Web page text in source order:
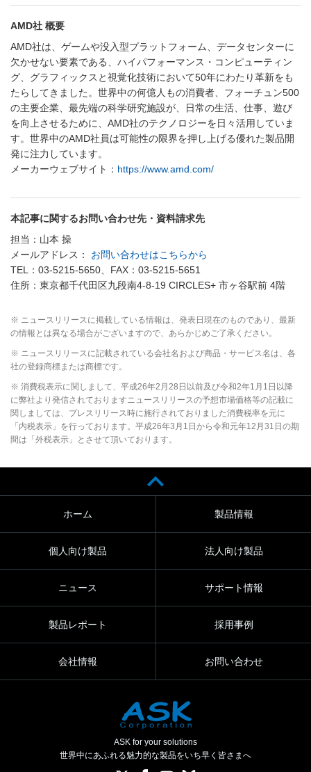
AMD社 概要
AMD社は、ゲームや没入型プラットフォーム、データセンターに
欠かせない要素である、ハイパフォーマンス・コンピューティン
グ、グラフィックスと視覚化技術において50年にわたり革新をも
たらしてきました。世界中の何億人もの消費者、フォーチュン500
の主要企業、最先端の科学研究施設が、日常の生活、仕事、遊び
を向上させるために、AMD社のテクノロジーを日々活用していま
す。世界中のAMD社員は可能性の限界を押し上げる優れた製品開
発に注力しています。
メーカーウェブサイト： https://www.amd.com/
本記事に関するお問い合わせ先・資料請求先
担当：山本 操
メールアドレス： お問い合わせはこちらから
TEL：03-5215-5650、FAX：03-5215-5651
住所：東京都千代田区九段南4-8-19 CIRCLES+ 市ヶ谷駅前 4階
※ ニュースリリースに掲載している情報は、発表日現在のものであり、最新
の情報とは異なる場合がございますので、あらかじめご了承ください。
※ ニュースリリースに記載されている会社名および商品・サービス名は、各
社の登録商標または商標です。
※ 消費税表示に関しまして、平成26年2月28日以前及び令和2年1月1日以降
に弊社より発信されておりますニュースリリースの予想市場価格等の記載に
関しましては、プレスリリース時に施行されておりました消費税率を元に
「内税表示」を行っております。平成26年3月1日から令和元年12月31日の期
間は「外税表示」とさせて頂いております。
ホーム 製品情報
個人向け製品 法人向け製品
ニュース サポート情報
製品レポート 採用事例
会社情報 お問い合わせ
ASK for your solutions
世界中にあふれる魅力的な製品をいち早く皆さまへ